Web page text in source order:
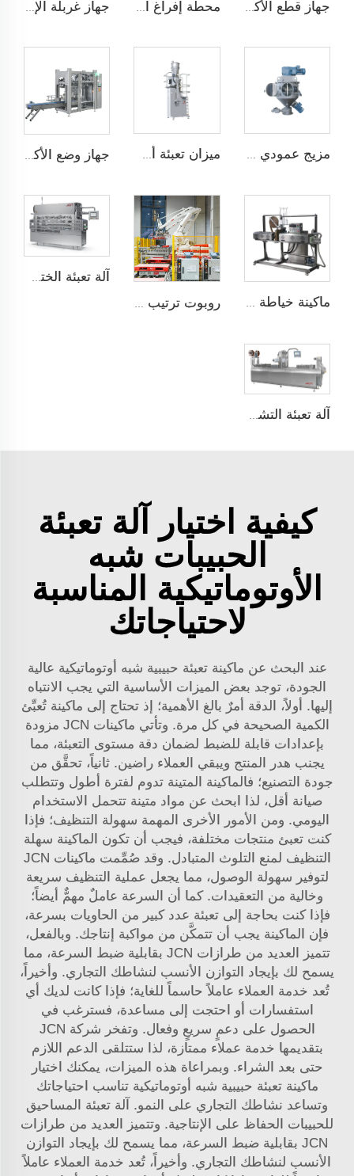
جهاز قطع الأكياس تلقائيًا محطة إفراغ الأكياس جهاز غربلة الإعصار
جهاز وضع الأكياس تلقائيًا JCN-G1-1A
آلة تعبئة الختم على الألواح
آلة تعبئة التشكيل الحراري
كيفية اختيار آلة تعبئة
الحبيبات شبه
الأوتوماتيكية المناسبة
لاحتياجاتك
عند البحث عن ماكينة تعبئة حبيبية شبه أوتوماتيكية عالية
الجودة، توجد بعض الميزات الأساسية التي يجب الانتباه
إليها. أولاً، الدقة أمرٌ بالغ الأهمية؛ إذ تحتاج إلى ماكينة تُعبِّئ
الكمية الصحيحة في كل مرة. وتأتي ماكينات JCN مزودة
بإعدادات قابلة للضبط لضمان دقة مستوى التعبئة، مما
يجنب هدر المنتج ويبقي العملاء راضين. ثانياً، تحقَّق من
جودة التصنيع؛ فالماكينة المتينة تدوم لفترة أطول وتتطلب
صيانة أقل، لذا ابحث عن مواد متينة تتحمل الاستخدام
اليومي. ومن الأمور الأخرى المهمة سهولة التنظيف؛ فإذا
كنت تعبئ منتجات مختلفة، فيجب أن تكون الماكينة سهلة
التنظيف لمنع التلوث المتبادل. وقد صُمِّمت ماكينات JCN
لتوفير سهولة الوصول، مما يجعل عملية التنظيف سريعة
وخالية من التعقيدات. كما أن السرعة عاملٌ مهمٌّ أيضاً؛
فإذا كنت بحاجة إلى تعبئة عدد كبير من الحاويات بسرعة،
فإن الماكينة يجب أن تتمكَّن من مواكبة إنتاجك. وبالفعل،
تتميز العديد من طرازات JCN بقابلية ضبط السرعة، مما
يسمح لك بإيجاد التوازن الأنسب لنشاطك التجاري. وأخيراً،
تُعد خدمة العملاء عاملاً حاسماً للغاية؛ فإذا كانت لديك أي
استفسارات أو احتجت إلى مساعدة، فسترغب في
الحصول على دعمٍ سريعٍ وفعال. وتفخر شركة JCN
بتقديمها خدمة عملاء ممتازة، لذا ستتلقى الدعم اللازم
حتى بعد الشراء. وبمراعاة هذه الميزات، يمكنك اختيار
ماكينة تعبئة حبيبية شبه أوتوماتيكية تناسب احتياجاتك
وتساعد نشاطك التجاري على النمو.
آلة تعبئة المساحيق
للحبيبات
الحفاظ على الإنتاجية. وتتميز العديد من طرازات
JCN بقابلية ضبط السرعة، مما يسمح لك بإيجاد التوازن
الأنسب لنشاطك التجاري. وأخيراً، تُعد خدمة العملاء عاملاً